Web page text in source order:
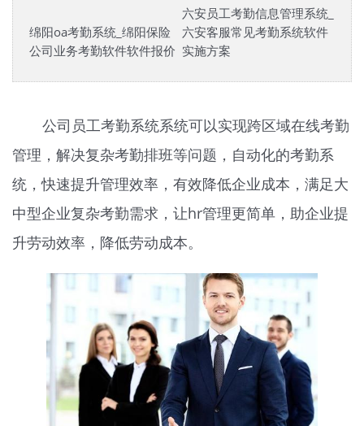
绵阳oa考勤系统_绵阳保险
公司业务考勤软件软件报价
六安员工考勤信息管理系统_
六安客服常见考勤系统软件
实施方案
公司员工考勤系统系统可以实现跨区域在线考勤
管理，解决复杂考勤排班等问题，自动化的考勤系
统，快速提升管理效率，有效降低企业成本，满足大
中型企业复杂考勤需求，让hr管理更简单，助企业提
升劳动效率，降低劳动成本。